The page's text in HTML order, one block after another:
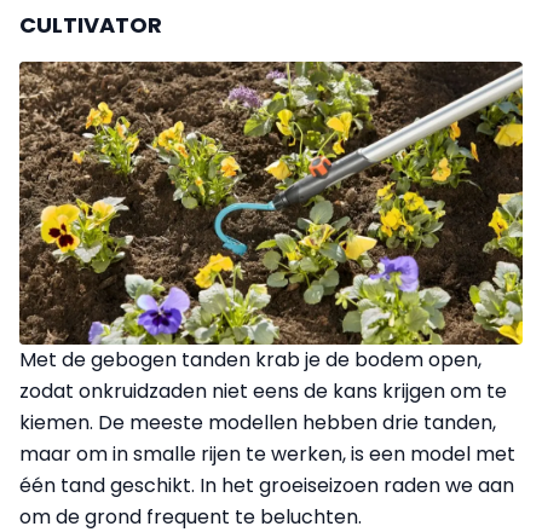
CULTIVATOR
Met de gebogen tanden krab je de bodem open,
zodat onkruidzaden niet eens de kans krijgen om te
kiemen. De meeste modellen hebben drie tanden,
maar om in smalle rijen te werken, is een model met
één tand geschikt. In het groeiseizoen raden we aan
om de grond frequent te beluchten.